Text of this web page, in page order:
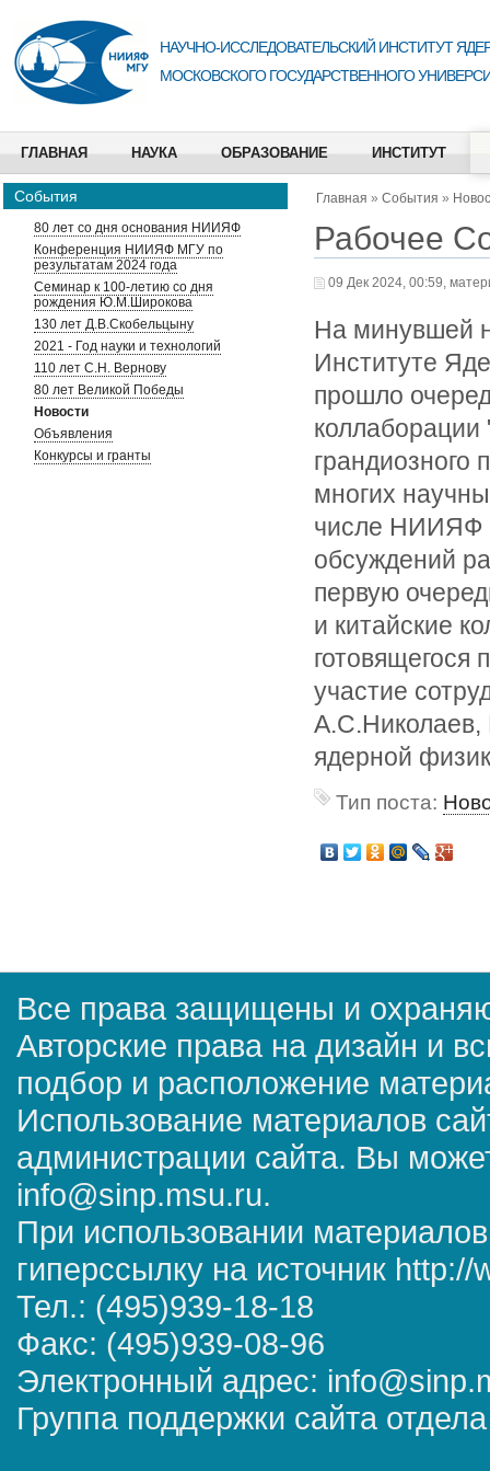
НАУЧНО-ИССЛЕДОВАТЕЛЬСКИЙ ИНСТИТУТ
МОСКОВСКОГО ГОСУДАРСТВЕННОГО
ГЛАВНАЯ НАУКА ОБРАЗОВАНИЕ ИНСТИТУТ
События
80 лет со дня основания НИИЯФ
Конференция НИИЯФ МГУ по
результатам 2024 года
Семинар к 100-летию со дня
рождения Ю.М.Широкова
130 лет Д.В.Скобельцыну
2021 - Год науки и технологий
110 лет С.Н. Вернову
80 лет Великой Победы
Новости
Объявления
Конкурсы и гранты
Главная » События »
Рабочее
09 Дек 2024, 00:59,
На минувшей
Институте
прошло
грандиозного
многих
числе НИИЯФ
обсуждений
первую
и китайские
готовящегося
участие
А.С.Николаев,
ядерной
Тип поста:
Все права защищены и
Авторские права на дизайн и
подбор и расположение
Использование материалов
администрации сайта. Вы
info@sinp.msu.ru.
При использовании
гиперссылку на источник
Тел.: (495)939-18-18
Факс: (495)939-08-96
Электронный адрес:
Группа поддержки сайта